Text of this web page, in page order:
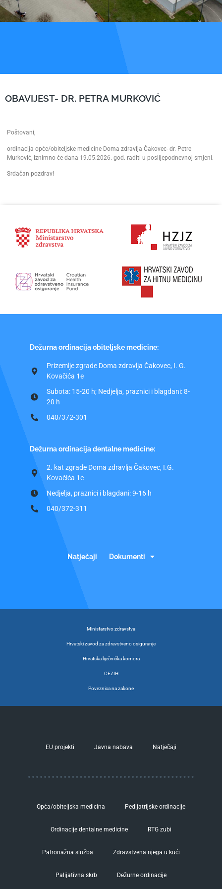
OBAVIJEST- DR. PETRA MURKOVIĆ
Poštovani,
ordinacija opće/obiteljske medicine Doma zdravlja Čakovec- dr. Petre
Murković, iznimno će dana 19.05.2026. god. raditi u poslijepodnevnoj smjeni.
Srdačan pozdrav!
Dežurna ordinacija obiteljske medicine:
Prizemlje zgrade Doma zdravlja Čakovec, I. G.
Kovačića 1e
Subota: 15-20 h; Nedjelja, praznici i blagdani: 8-
20 h
040/372-301
Dežurna ordinacija dentalne medicine:
2. kat zgrade Doma zdravlja Čakovec, I.G.
Kovačića 1e
Nedjelja, praznici i blagdani: 9-16 h
040/372-311
Natječaji Dokumenti
Ministarstvo zdravstva
Hrvatski zavod za zdravstveno osiguranje
Hrvatska liječnička komora
CEZIH
Poveznica na zakone
EU projekti Javna nabava Natječaji
Opća/obiteljska medicina Pedijatrijske ordinacije
Ordinacije dentalne medicine RTG zubi
Patronažna služba Zdravstvena njega u kući
Palijativna skrb Dežurne ordinacije